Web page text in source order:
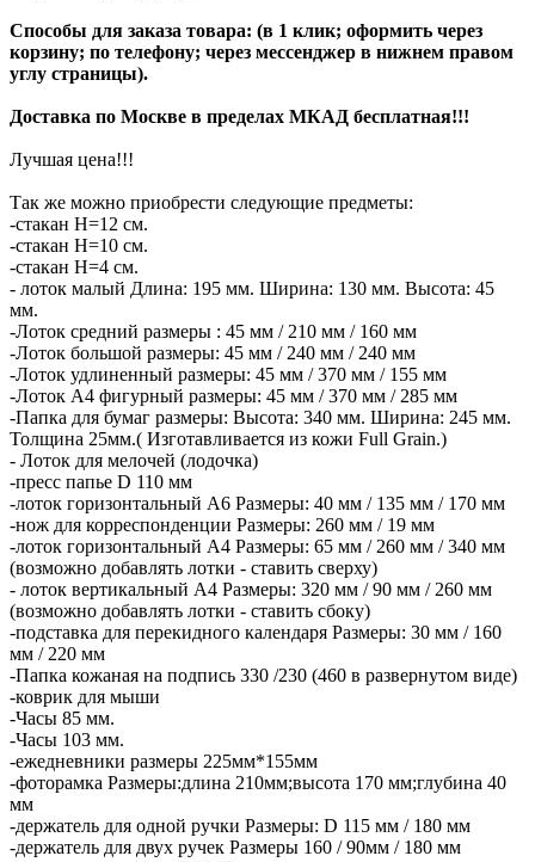
Способы для заказа товара: (в 1 клик; оформить через
корзину; по телефону; через мессенджер в нижнем правом
углу страницы).
Доставка по Москве в пределах МКАД бесплатная!!!
Лучшая цена!!!
Так же можно приобрести следующие предметы:
-стакан H=12 см.
-стакан H=10 см.
-стакан H=4 см.
- лоток малый Длина: 195 мм. Ширина: 130 мм. Высота: 45
мм.
-Лоток средний размеры : 45 мм / 210 мм / 160 мм
-Лоток большой размеры: 45 мм / 240 мм / 240 мм
-Лоток удлиненный размеры: 45 мм / 370 мм / 155 мм
-Лоток А4 фигурный размеры: 45 мм / 370 мм / 285 мм
-Папка для бумаг размеры: Высота: 340 мм. Ширина: 245 мм.
Толщина 25мм.( Изготавливается из кожи Full Grain.)
- Лоток для мелочей (лодочка)
-пресс папье D 110 мм
-лоток горизонтальный А6 Размеры: 40 мм / 135 мм / 170 мм
-нож для корреспонденции Размеры: 260 мм / 19 мм
-лоток горизонтальный А4 Размеры: 65 мм / 260 мм / 340 мм
(возможно добавлять лотки - ставить сверху)
- лоток вертикальный А4 Размеры: 320 мм / 90 мм / 260 мм
(возможно добавлять лотки - ставить сбоку)
-подставка для перекидного календаря Размеры: 30 мм / 160
мм / 220 мм
-Папка кожаная на подпись 330 /230 (460 в развернутом виде)
-коврик для мыши
-Часы 85 мм.
-Часы 103 мм.
-ежедневники размеры 225мм*155мм
-фоторамка Размеры:длина 210мм;высота 170 мм;глубина 40
мм
-держатель для одной ручки Размеры: D 115 мм / 180 мм
-держатель для двух ручек Размеры 160 / 90мм / 180 мм